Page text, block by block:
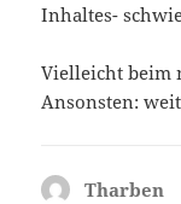
Inhaltes-
Vielleicht beim
Ansonsten:
Tharben